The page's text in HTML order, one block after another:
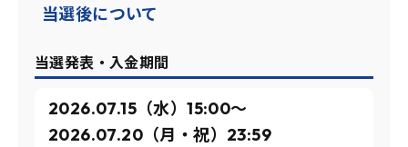
当選後について
当選発表・入金期間
2026.07.15（水）15:00〜
2026.07.20（月・祝）23:59